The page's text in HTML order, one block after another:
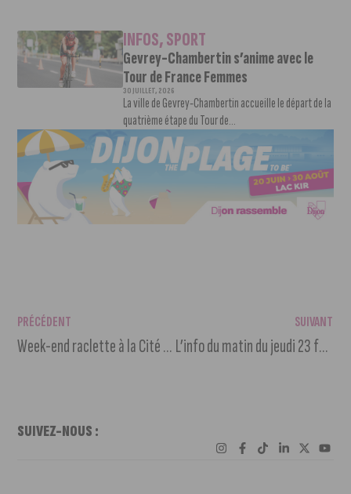
INFOS,SPORT
Gevrey-Chambertin s’anime avec le
Tour de France Femmes
30 JUILLET, 2026
La ville de Gevrey-Chambertin accueille le départ de la
quatrième étape du Tour de...
PRÉCÉDENT
Week-end raclette à la Cité de la Gastronomie
SUIVANT
L’info du matin du jeudi 23 février 2023
SUIVEZ-NOUS :